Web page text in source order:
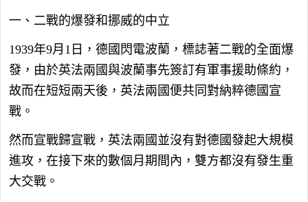
一、二戰的爆發和挪威的中立
1939年9月1日，德國閃電波蘭，標誌著二戰的全面爆
發，由於英法兩國與波蘭事先簽訂有軍事援助條約，
故而在短短兩天後，英法兩國便共同對納粹德國宣
戰。
然而宣戰歸宣戰，英法兩國並沒有對德國發起大規模
進攻，在接下來的數個月期間內，雙方都沒有發生重
大交戰。